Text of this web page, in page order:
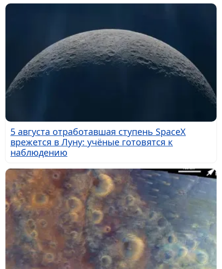
5 августа отработавшая ступень SpaceX
врежется в Луну: учёные готовятся к
наблюдению